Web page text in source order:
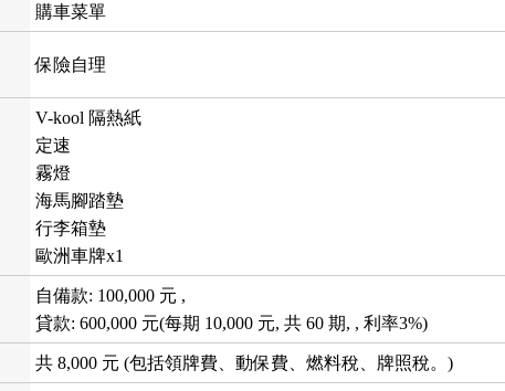
購車菜單
保險自理
V-kool 隔熱紙
定速
霧燈
海馬腳踏墊
行李箱墊
歐洲車牌x1
自備款: 100,000 元 ,
貸款: 600,000 元(每期 10,000 元, 共 60 期, , 利率3%)
共 8,000 元 (包括領牌費、動保費、燃料稅、牌照稅。)